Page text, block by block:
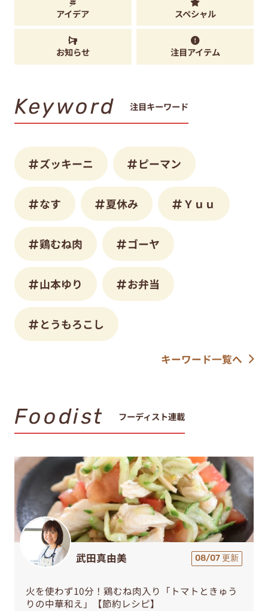
アイデア スペシャル
お知らせ 注目アイテム
Keyword 注目キーワード
ズッキーニ ピーマン
なす 夏休み Ｙｕｕ
鶏むね肉 ゴーヤ
山本ゆり お弁当
とうもろこし
キーワード一覧へ
Foodist フーディスト連載
武田真由美 08/07 更新
火を使わず10分！鶏むね肉入り「トマトときゅう
りの中華和え」【節約レシピ】